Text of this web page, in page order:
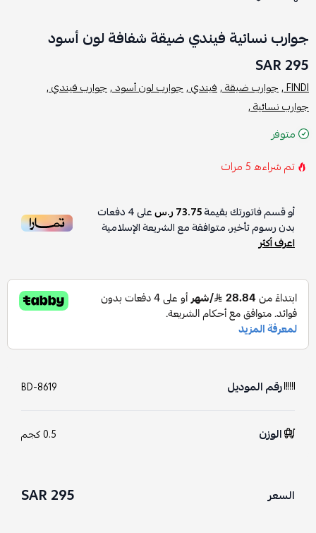
جوارب نسائية فيندي ضيقة شفافة لون أسود
295 SAR
FINDI , جوارب ضيقة ,فيندي ,جوارب لون أسود ,جوارب فيندي ,
جوارب نسائية ,
متوفر
تم شراءه5مرات
أو قسم فاتورتك بقيمة73.75 ر.س على4دفعات
بدون رسوم تأخير، متوافقة مع الشريعة الإسلامية
اعرف أكثر
رقم الموديل BD-8619
الوزن 0.5 كجم
السعر 295 SAR